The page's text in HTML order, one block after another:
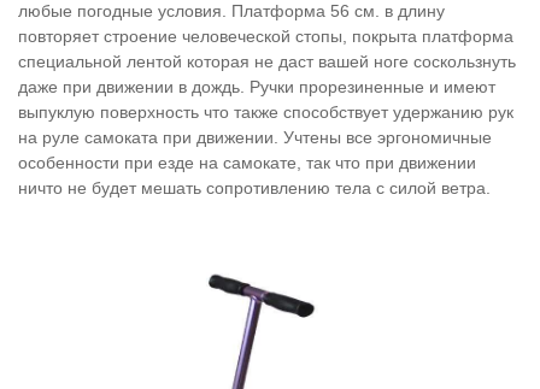
любые погодные условия. Платформа 56 см. в длину
повторяет строение человеческой стопы, покрыта платформа
специальной лентой которая не даст вашей ноге соскользнуть
даже при движении в дождь. Ручки прорезиненные и имеют
выпуклую поверхность что также способствует удержанию рук
на руле самоката при движении. Учтены все эргономичные
особенности при езде на самокате, так что при движении
ничто не будет мешать сопротивлению тела с силой ветра.